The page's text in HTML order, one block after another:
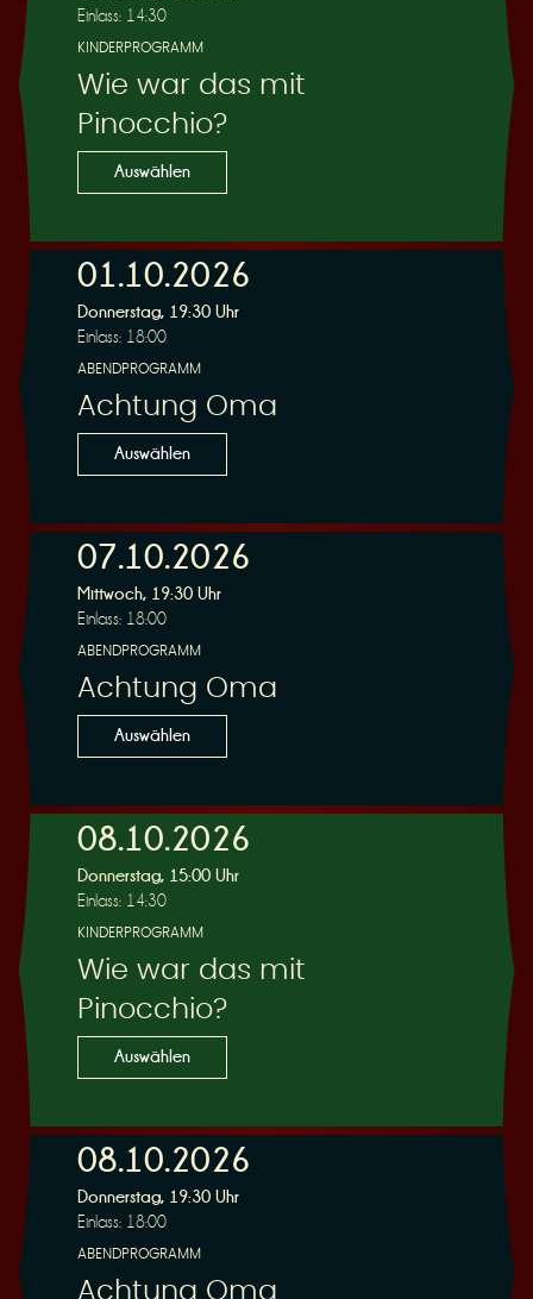
s
e
r
v
i
e
r
u
Einlass: 14:30
KINDERPROGRAMM
Wie war das mit
Pinocchio?
Auswählen
01.10.2026
Donnerstag, 19:30 Uhr
Einlass: 18:00
ABENDPROGRAMM
Achtung Oma
Auswählen
07.10.2026
Mittwoch, 19:30 Uhr
Einlass: 18:00
ABENDPROGRAMM
Achtung Oma
Auswählen
08.10.2026
Donnerstag, 15:00 Uhr
Einlass: 14:30
KINDERPROGRAMM
Wie war das mit
Pinocchio?
Auswählen
08.10.2026
Donnerstag, 19:30 Uhr
Einlass: 18:00
ABENDPROGRAMM
Achtung Oma